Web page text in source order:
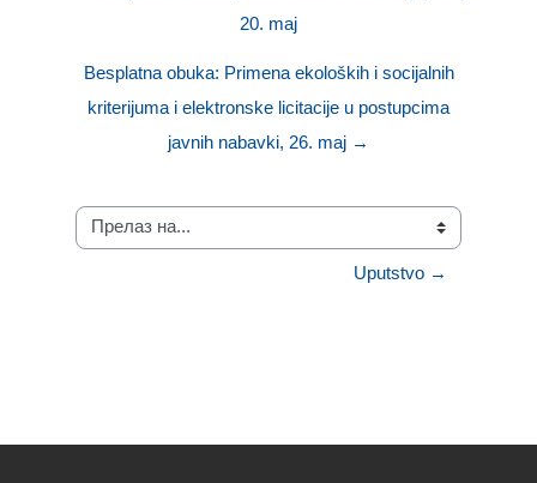
20. maj
Besplatna obuka: Primena ekoloških i socijalnih
kriterijuma i elektronske licitacije u postupcima
javnih nabavki, 26. maj →
Прелаз на...
Uputstvo →